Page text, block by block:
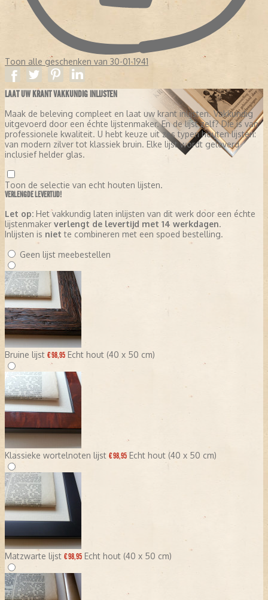
Toon alle geschenken van 30-01-1941
LAAT UW KRANT VAKKUNDIG INLIJSTEN
Maak de beleving compleet en laat uw krant inlijsten. Vakkundig
uitgevoerd door een échte lijstenmaker. En de lijst zelf? Die is van
professionele kwaliteit. U hebt keuze uit zes typen houten lijsten:
van modern zilver tot klassiek bruin. Elke lijst wordt geleverd
inclusief helder glas.
Toon de selectie van echt houten lijsten.
VERLENGDE LEVERTIJD!
Let op: Het vakkundig laten inlijsten van dit werk door een échte
lijstenmaker verlengt de levertijd met 14 werkdagen.
Inlijsten is niet te combineren met een spoed bestelling.
Geen lijst meebestellen
Bruine lijst € 98,95 Echt hout (40 x 50 cm)
Klassieke wortelnoten lijst € 98,95 Echt hout (40 x 50 cm)
Matzwarte lijst € 98,95 Echt hout (40 x 50 cm)